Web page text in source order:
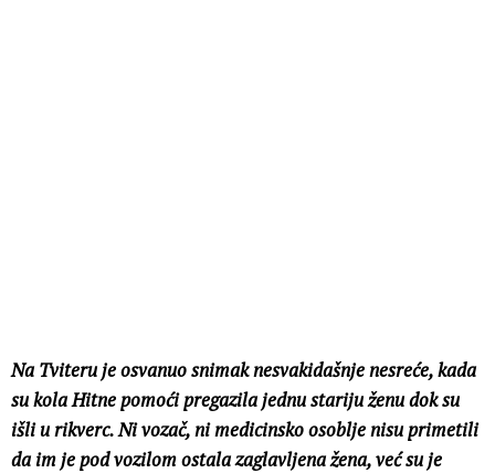
Na Tviteru je osvanuo snimak nesvakidašnje nesreće, kada
su kola Hitne pomoći pregazila jednu stariju ženu dok su
išli u rikverc. Ni vozač, ni medicinsko osoblje nisu primetili
da im je pod vozilom ostala zaglavljena žena, već su je